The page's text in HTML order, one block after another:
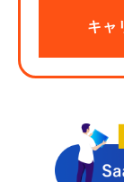
キャ